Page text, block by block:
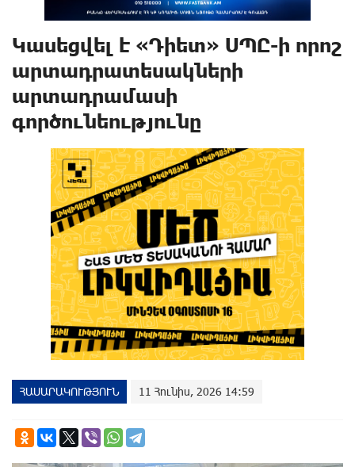
Կասեցվել է «Դիետ» ՍՊԸ-ի որոշ
արտադրատեսակների
արտադրամասի
գործունեությունը
ՀԱՍԱՐԱԿՈՒԹՅՈՒՆ 11 Հունիս, 2026 14:59